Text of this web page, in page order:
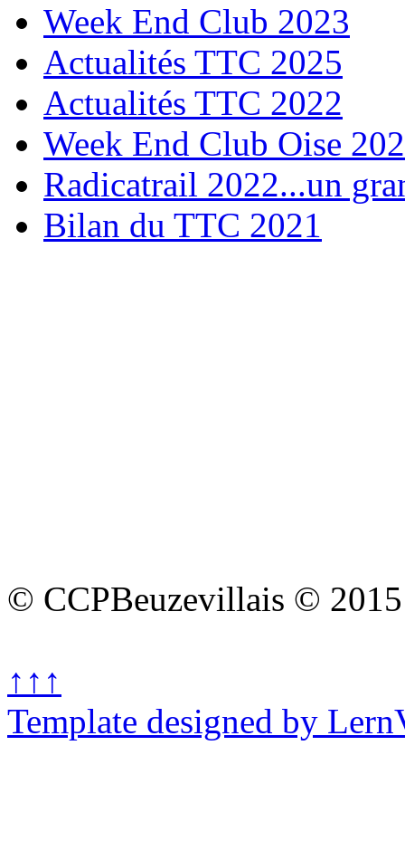
Week End Club 2023
Actualités TTC 2025
Actualités TTC 2022
Week End Club Oise
Radicatrail 2022...un
Bilan du TTC 2021
© CCPBeuzevillais © 2015
↑↑↑
Template designed by